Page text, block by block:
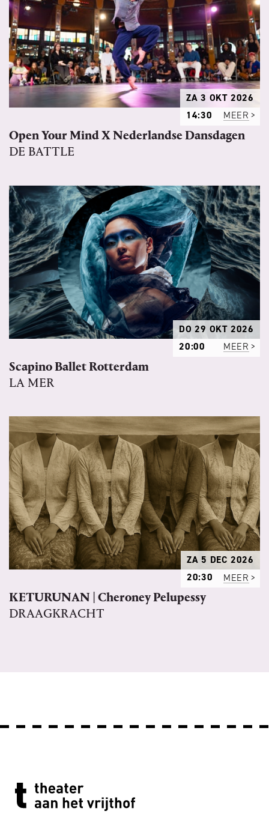
ZA 3 OKT 2026
14:30
MEER
Open Your Mind X Nederlandse Dansdagen
DE BATTLE
DO 29 OKT 2026
20:00
MEER
Scapino Ballet Rotterdam
LA MER
ZA 5 DEC 2026
20:30
MEER
KETURUNAN | Cheroney Pelupessy
DRAAGKRACHT